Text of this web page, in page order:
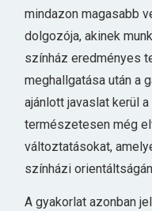
mindazon magasabb
dolgozója, akinek
színház eredményes
meghallgatása után a
ajánlott javaslat kerül
természetesen még
változtatásokat,
színházi
A gyakorlat azonban